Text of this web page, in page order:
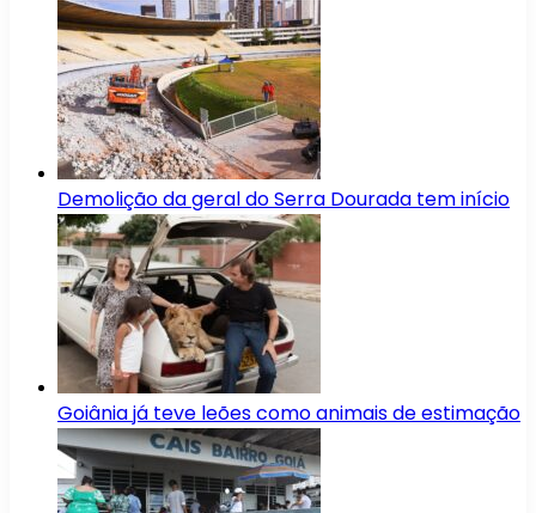
Demolição da geral do Serra Dourada tem início
Goiânia já teve leões como animais de estimação